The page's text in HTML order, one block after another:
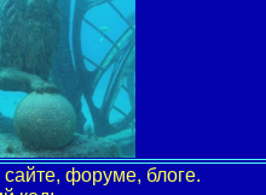
форуме, блоге.